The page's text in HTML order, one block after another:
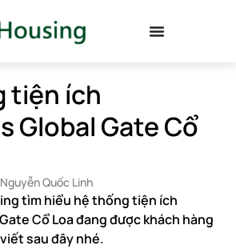
tiện ích
Global Gate Cổ
Nguyễn Quốc Linh
tìm hiểu hệ thống tiện ích
Cổ Loa đang được khách hàng
sau đây nhé.